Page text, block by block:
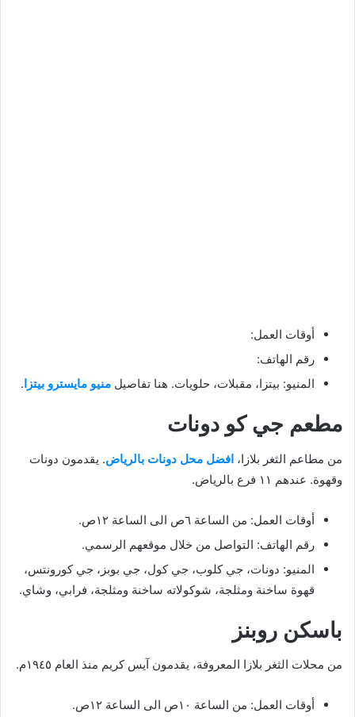
أوقات العمل:
رقم الهاتف:
المنيو: بيتزا، مقبلات، حلويات. هنا تفاصيل منيو مايسترو بيتزا .
مطعم جي كو دونات
من مطاعم الثغر بلازا، افضل محل دونات بالرياض. يقدمون دونات
وقهوة. عندهم ١١ فرع بالرياض.
أوقات العمل: من الساعة ٦ص الى الساعة ١٢ص.
رقم الهاتف: التواصل من خلال موقعهم الرسمي.
المنيو: دونات، جي كلوب، جي كول، جي بوبز، جي كورونتس،
قهوة ساخنة ومثلجة، شوكولاته ساخنة ومثلجة، فرابي، وشاي.
باسكن روبنز
من محلات الثغر بلازا المعروفة، يقدمون آيس كريم منذ العام ١٩٤٥م.
أوقات العمل: من الساعة ١٠ص الى الساعة ١٢ص.